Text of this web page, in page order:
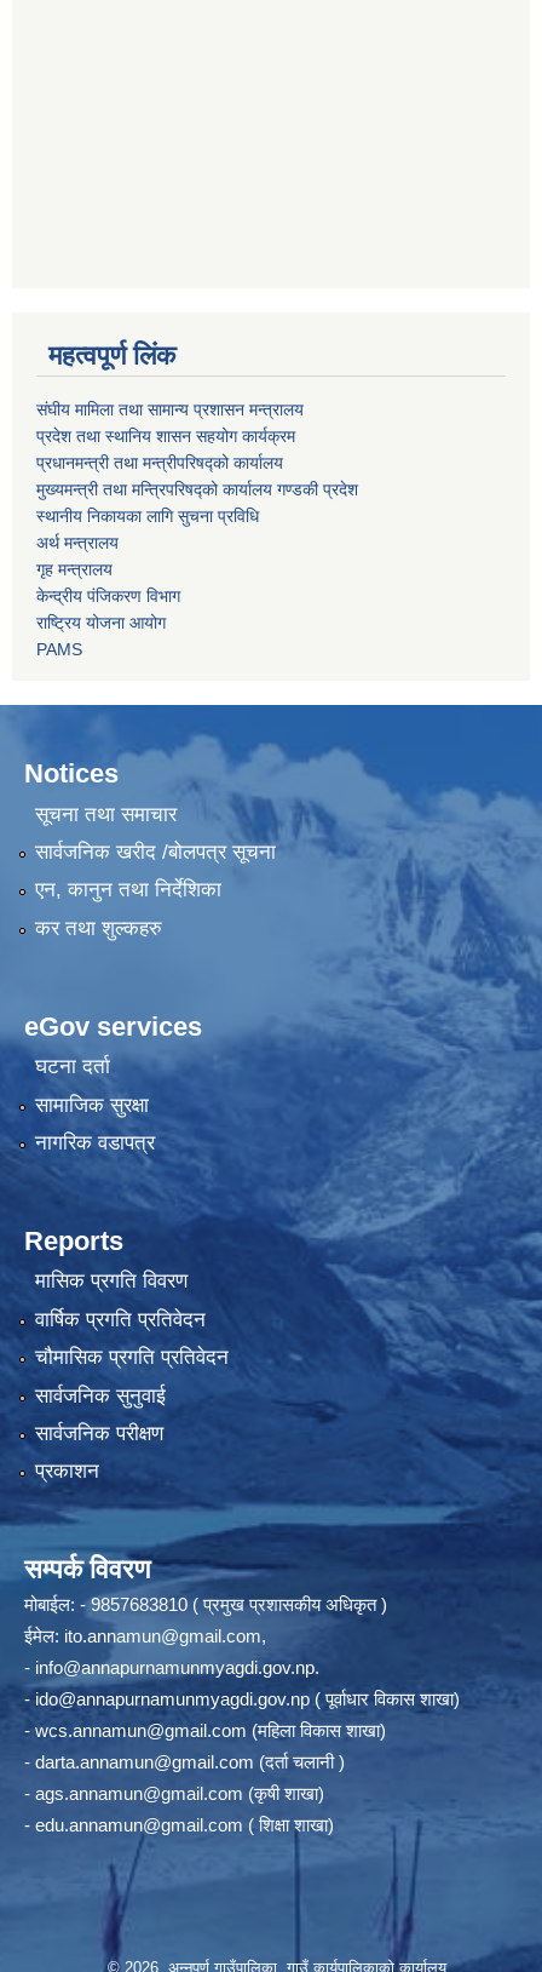
महत्वपूर्ण लिंक
संघीय मामिला तथा सामान्य प्रशासन मन्त्रालय
प्रदेश तथा स्थानिय शासन सहयोग कार्यक्रम
प्रधानमन्त्री तथा मन्त्रीपरिषद्को कार्यालय
मुख्यमन्त्री तथा मन्त्रिपरिषद्को कार्यालय गण्डकी प्रदेश
स्थानीय निकायका लागि सुचना प्रविधि
अर्थ मन्त्रालय
गृह मन्त्रालय
केन्द्रीय पंजिकरण विभाग
राष्ट्रिय योजना आयोग
PAMS
Notices
सूचना तथा समाचार
सार्वजनिक खरीद /बोलपत्र सूचना
एन, कानुन तथा निर्देशिका
कर तथा शुल्कहरु
eGov services
घटना दर्ता
सामाजिक सुरक्षा
नागरिक वडापत्र
Reports
मासिक प्रगति विवरण
वार्षिक प्रगति प्रतिवेदन
चौमासिक प्रगति प्रतिवेदन
सार्वजनिक सुनुवाई
सार्वजनिक परीक्षण
प्रकाशन
सम्पर्क विवरण
मोबाईल: - 9857683810 ( प्रमुख प्रशासकीय अधिकृत )
ईमेल: ito.annamun@gmail.com,
- info@annapurnamunmyagdi.gov.np.
- ido@annapurnamunmyagdi.gov.np ( पूर्वाधार विकास शाखा)
- wcs.annamun@gmail.com (महिला विकास शाखा)
- darta.annamun@gmail.com (दर्ता चलानी )
- ags.annamun@gmail.com (कृषी शाखा)
- edu.annamun@gmail.com ( शिक्षा शाखा)
© 2026 अन्‍नपूर्ण गाउँपालिका, गाउँ कार्यपालिकाको कार्यालय